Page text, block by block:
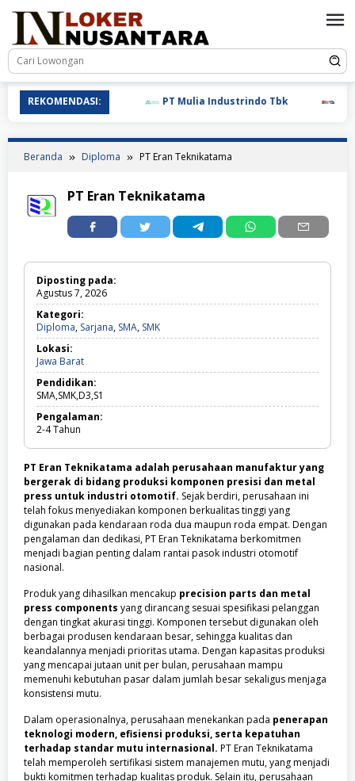
REKOMENDASI: PT Mulia Industrindo Tbk PT
Beranda Diploma PT Eran Teknikatama
PT Eran Teknikatama
Diposting pada:
Agustus 7, 2026
Kategori:
Diploma, Sarjana, SMA, SMKDiploma,
Sarjana,
Lokasi:
Jawa BaratJawa
Barat
Pendidikan:
SMA,SMK,D3,S1
Pengalaman:
2-4Tahun
PT Eran Teknikatama adalah perusahaan manufaktur yang
bergerak di bidang produksi komponen presisi dan metal
press untuk industri otomotif. Sejak berdiri, perusahaan ini
telah fokus menyediakan komponen berkualitas tinggi yang
digunakan pada kendaraan roda dua maupun roda empat. Dengan
pengalaman dan dedikasi, PT Eran Teknikatama berkomitmen
menjadi bagian penting dalam rantai pasok industri otomotif
nasional.
Produk yang dihasilkan mencakup precision parts dan metal
press components yang dirancang sesuai spesifikasi pelanggan
dengan tingkat akurasi tinggi. Komponen tersebut digunakan oleh
berbagai produsen kendaraan besar, sehingga kualitas dan
keandalannya menjadi prioritas utama. Dengan kapasitas produksi
yang mencapai jutaan unit per bulan, perusahaan mampu
memenuhi kebutuhan pasar dalam jumlah besar sekaligus menjaga
konsistensi mutu.
Dalam operasionalnya, perusahaan menekankan pada penerapan
teknologi modern, efisiensi produksi, serta kepatuhan
terhadap standar mutu internasional. PT Eran Teknikatama
telah memperoleh sertifikasi sistem manajemen mutu, yang menjadi
bukti komitmen terhadap kualitas produk. Selain itu, perusahaan